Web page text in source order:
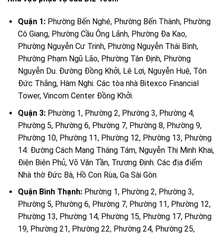
Quận 1:Phường Bến Nghé, Phường Bến Thành, Phường
Cô Giang, Phường Cầu Ông Lãnh, Phường Đa Kao,
Phường Nguyễn Cư Trinh, Phường Nguyễn Thái Bình,
Phường Phạm Ngũ Lão, Phường Tân Định, Phường
Nguyễn Du. Đường Đồng Khởi, Lê Lợi, Nguyễn Huệ, Tôn
Đức Thắng, Hàm Nghi. Các tòa nhà Bitexco Financial
Tower, Vincom Center Đồng Khởi.
Quận 3:Phường 1, Phường 2, Phường 3, Phường 4,
Phường 5, Phường 6, Phường 7, Phường 8, Phường 9,
Phường 10, Phường 11, Phường 12, Phường 13, Phường
14. Đường Cách Mạng Tháng Tám, Nguyễn Thị Minh Khai,
Điện Biên Phủ, Võ Văn Tần, Trương Định. Các địa điểm
Nhà thờ Đức Bà, Hồ Con Rùa, Ga Sài Gòn.
Quận Bình Thạnh:Phường 1, Phường 2, Phường 3,
Phường 5, Phường 6, Phường 7, Phường 11, Phường 12,
Phường 13, Phường 14, Phường 15, Phường 17, Phường
19, Phường 21, Phường 22, Phường 24, Phường 25,